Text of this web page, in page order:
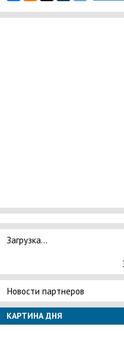
Загрузка...
Новости партнеров
КАРТИНА ДНЯ